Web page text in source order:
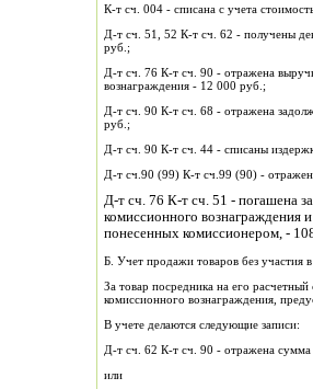
К-т сч. 004 - списана с учета
Д-т сч. 51, 52 К-т сч. 62 - получены
руб.;
Д-т сч. 76 К-т сч. 90 - отражена
вознаграждения - 12 000 руб.;
Д-т сч. 90 К-т сч. 68 - отражена
руб.;
Д-т сч. 90 К-т сч. 44 - списаны
Д-т сч.90 (99) К-т сч.99 (90) -
Д-т сч. 76 К-т сч. 51 - погашена
комиссионного вознаграждения
понесенных комиссионером, -
Б. Учет продажи товаров без участия в
За товар посредника на его
комиссионного вознаграждения,
В учете делаются следующие записи:
Д-т сч. 62 К-т сч. 90 - отражена сумма
или